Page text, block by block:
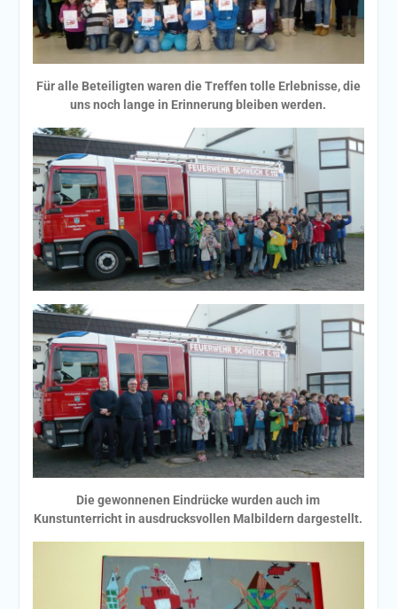
Für alle Beteiligten waren die Treffen tolle Erlebnisse, die
uns noch lange in Erinnerung bleiben werden.
Die gewonnenen Eindrücke wurden auch im
Kunstunterricht in ausdrucksvollen Malbildern dargestellt.